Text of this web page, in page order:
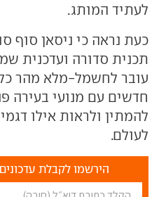
לעתיד המותג.
כעת נראה כי ניסאן סוף
תכנית סדורה ועדכנית
עובר לחשמל-מלא מהר כל
חדשים עם מנועי בעירה
להמתין ולראות אילו
לעולם.
הירשמו לקבלת